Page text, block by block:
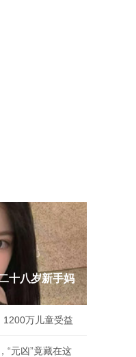
十八岁新手妈
1200万儿童受益
“元凶”竟藏在这